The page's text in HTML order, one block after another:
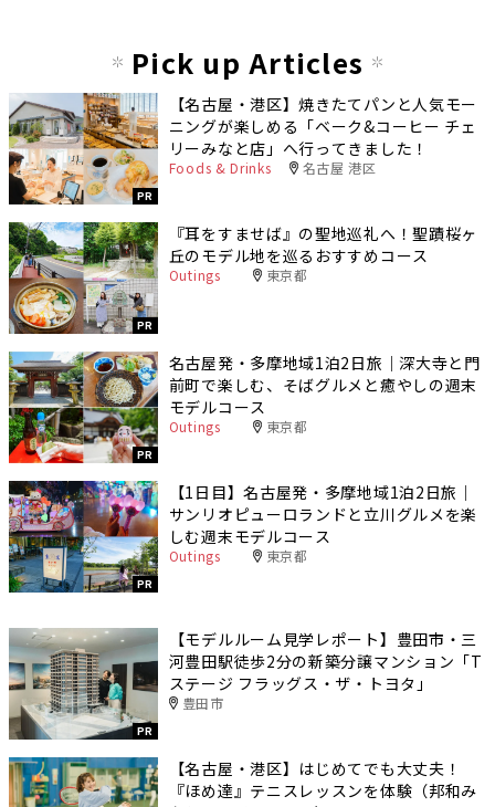
Pick up Articles
PR
【名古屋・港区】焼きたてパンと人気モー
ニングが楽しめる「ベーク&コーヒー チェ
リーみなと店」へ行ってきました！
Foods & Drinks 名古屋 港区
PR
『耳をすませば』の聖地巡礼へ！聖蹟桜ヶ
丘のモデル地を巡るおすすめコース
Outings 東京都
PR
名古屋発・多摩地域1泊2日旅｜深大寺と門
前町で楽しむ、そばグルメと癒やしの週末
モデルコース
Outings 東京都
PR
【1日目】名古屋発・多摩地域1泊2日旅｜
サンリオピューロランドと立川グルメを楽
しむ週末モデルコース
Outings 東京都
PR
【モデルルーム見学レポート】豊田市・三
河豊田駅徒歩2分の新築分譲マンション「T
ステージ フラッグス・ザ・トヨタ」
豊田市
【名古屋・港区】はじめてでも大丈夫！
『ほめ達』テニスレッスンを体験（邦和み